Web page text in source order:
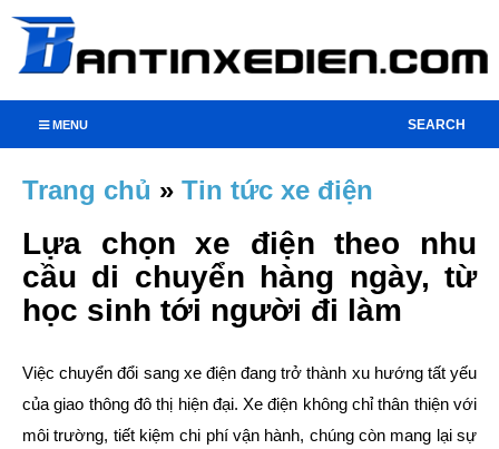
SEARCH
MENU
Trang chủ » Tin tức xe điện
Lựa chọn xe điện theo nhu
cầu di chuyển hàng ngày, từ
học sinh tới người đi làm
Việc chuyển đổi sang xe điện đang trở thành xu hướng tất yếu
của giao thông đô thị hiện đại. Xe điện không chỉ thân thiện với
môi trường, tiết kiệm chi phí vận hành, chúng còn mang lại sự